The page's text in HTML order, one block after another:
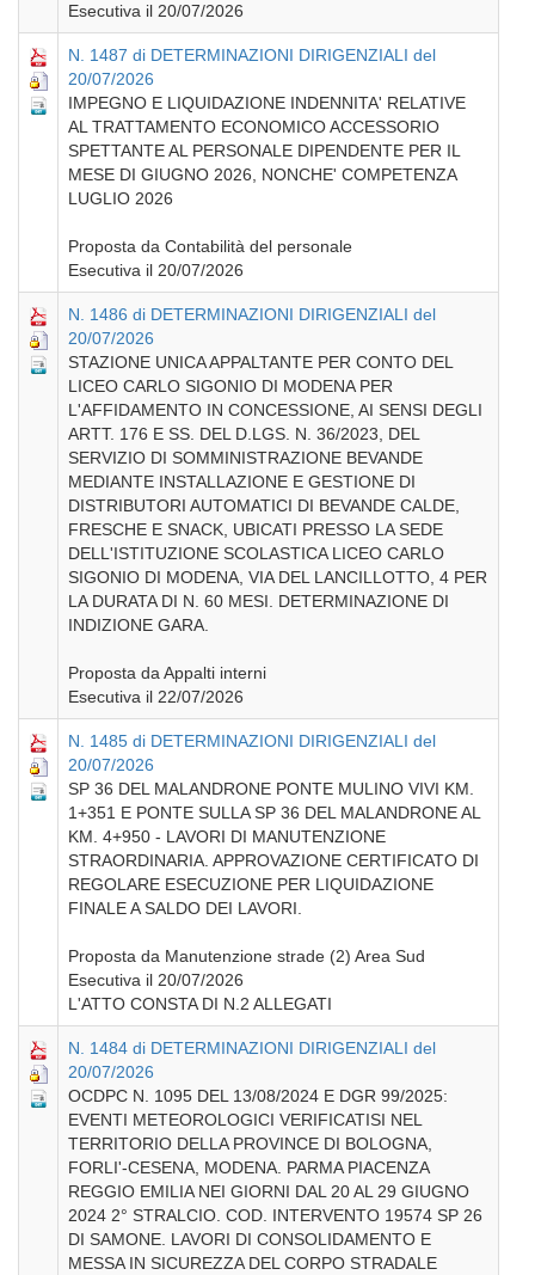
Esecutiva il 20/07/2026
N. 1487 di DETERMINAZIONI DIRIGENZIALI del
20/07/2026
IMPEGNO E LIQUIDAZIONE INDENNITA' RELATIVE
AL TRATTAMENTO ECONOMICO ACCESSORIO
SPETTANTE AL PERSONALE DIPENDENTE PER IL
MESE DI GIUGNO 2026, NONCHE' COMPETENZA
LUGLIO 2026
Proposta da Contabilità del personale
Esecutiva il 20/07/2026
N. 1486 di DETERMINAZIONI DIRIGENZIALI del
20/07/2026
STAZIONE UNICA APPALTANTE PER CONTO DEL
LICEO CARLO SIGONIO DI MODENA PER
L'AFFIDAMENTO IN CONCESSIONE, AI SENSI DEGLI
ARTT. 176 E SS. DEL D.LGS. N. 36/2023, DEL
SERVIZIO DI SOMMINISTRAZIONE BEVANDE
MEDIANTE INSTALLAZIONE E GESTIONE DI
DISTRIBUTORI AUTOMATICI DI BEVANDE CALDE,
FRESCHE E SNACK, UBICATI PRESSO LA SEDE
DELL'ISTITUZIONE SCOLASTICA LICEO CARLO
SIGONIO DI MODENA, VIA DEL LANCILLOTTO, 4 PER
LA DURATA DI N. 60 MESI. DETERMINAZIONE DI
INDIZIONE GARA.
Proposta da Appalti interni
Esecutiva il 22/07/2026
N. 1485 di DETERMINAZIONI DIRIGENZIALI del
20/07/2026
SP 36 DEL MALANDRONE PONTE MULINO VIVI KM.
1+351 E PONTE SULLA SP 36 DEL MALANDRONE AL
KM. 4+950 - LAVORI DI MANUTENZIONE
STRAORDINARIA. APPROVAZIONE CERTIFICATO DI
REGOLARE ESECUZIONE PER LIQUIDAZIONE
FINALE A SALDO DEI LAVORI.
Proposta da Manutenzione strade (2) Area Sud
Esecutiva il 20/07/2026
L'ATTO CONSTA DI N.2 ALLEGATI
N. 1484 di DETERMINAZIONI DIRIGENZIALI del
20/07/2026
OCDPC N. 1095 DEL 13/08/2024 E DGR 99/2025:
EVENTI METEOROLOGICI VERIFICATISI NEL
TERRITORIO DELLA PROVINCE DI BOLOGNA,
FORLI'-CESENA, MODENA. PARMA PIACENZA
REGGIO EMILIA NEI GIORNI DAL 20 AL 29 GIUGNO
2024 2° STRALCIO. COD. INTERVENTO 19574 SP 26
DI SAMONE. LAVORI DI CONSOLIDAMENTO E
MESSA IN SICUREZZA DEL CORPO STRADALE